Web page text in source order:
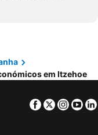
em Itzehoe
Facebook
Twitter